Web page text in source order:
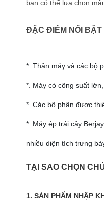
bạn có thể lựa chọn
ĐẶC ĐIỂM NỔI BẬT
*. Thân máy và các bộ
*. Máy có công suất
*. Các bộ phận được
*. Máy ép trái cây
nhiều diện tích trưng
TẠI SAO CHỌN
1. SẢN PHẨM NHẬP